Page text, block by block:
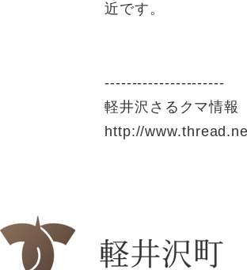
近です。
----------------------
軽井沢さるクマ情
http://